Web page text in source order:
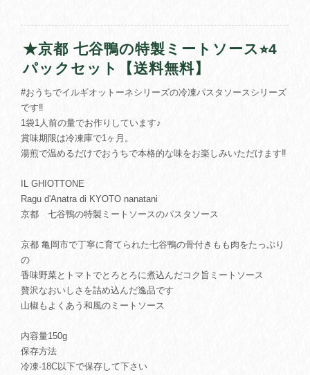
★京都 七谷鴨の特製ミートソース⭐︎4
パックセット【送料無料】
#おうちでイルギオットーネシリーズの冷凍パスタソースシリーズ
です‼︎
1袋1人前の量でお作りしています♪
賞味期限は冷凍庫で1ヶ月。
湯煎で温めるだけでおうちで本格的な味をお楽しみいただけます‼︎
IL GHIOTTONE
Ragu d'Anatra di KYOTO nanatani
京都 七谷鴨の特製ミートソースのパスタソース
京都 亀岡市で丁寧に育てられた七谷鴨の骨付きもも肉をたっぷり
の
香味野菜とトマトでとろとろに煮込んだコク旨ミートソース
贅沢なおいしさを詰め込んだ逸品です
山椒もよくあう和風のミートソース
内容量150g
保存方法
冷凍-18C以下で保存して下さい